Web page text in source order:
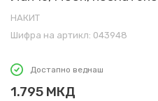
НАКИТ
Шифра на артикл: 043948
Достапно веднаш
1.795 МКД